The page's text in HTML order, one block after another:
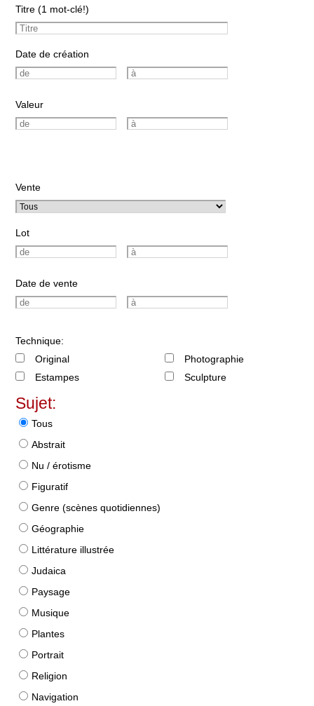
Titre (1 mot-clé!)
Date de création
Valeur
Vente
Lot
Date de vente
Technique:
Original
Estampes
Photographie
Sculpture
Sujet:
Tous
Abstrait
Nu / érotisme
Figuratif
Genre (scènes quotidiennes)
Géographie
Littérature illustrée
Judaica
Paysage
Musique
Plantes
Portrait
Religion
Navigation